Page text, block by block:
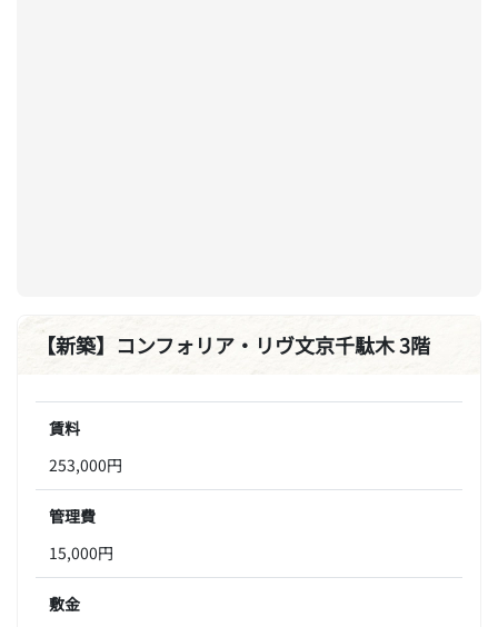
【新築】コンフォリア・リヴ文京千駄木 3階
賃料
253,000円
管理費
15,000円
敷金